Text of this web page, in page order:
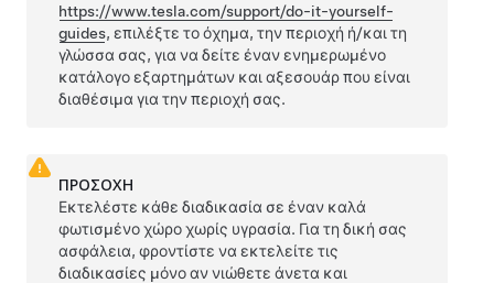
https://www.tesla.com/support/do-it-yourself-
guides, επιλέξτε το όχημα, την περιοχή ή/και τη
γλώσσα σας, για να δείτε έναν ενημερωμένο
κατάλογο εξαρτημάτων και αξεσουάρ που είναι
διαθέσιμα για την περιοχή σας.
ΠΡΟΣΟΧΗ
Εκτελέστε κάθε διαδικασία σε έναν καλά
φωτισμένο χώρο χωρίς υγρασία. Για τη δική σας
ασφάλεια, φροντίστε να εκτελείτε τις
διαδικασίες μόνο αν νιώθετε άνετα και